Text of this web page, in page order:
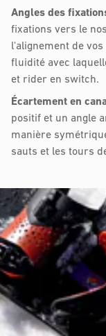
Angles des
fixations vers le
l'alignement de
fluidité avec
et rider en switch.
Écartement en
positif et un angle
manière
sauts et les tours